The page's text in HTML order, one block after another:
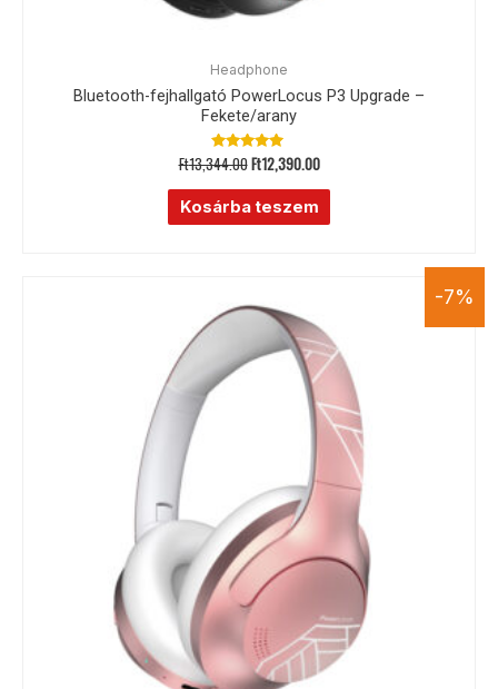
Headphone
Bluetooth-fejhallgató PowerLocus P3 Upgrade –
Fekete/arany
Értékelés:
5.00
/ 5
Ft13,344.00Ft12,390.00
Kosárba teszem
-7%